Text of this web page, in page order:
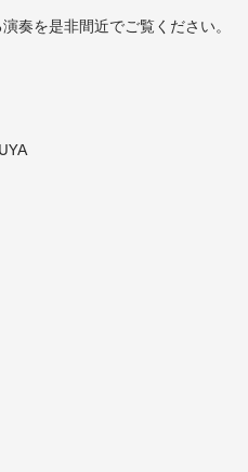
奏を是非間近でご覧ください。